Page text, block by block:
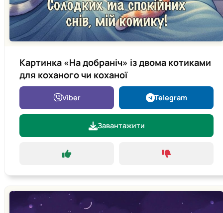
Картинка «На добраніч» із двома котиками
для коханого чи коханої
Viber Telegram
Завантажити